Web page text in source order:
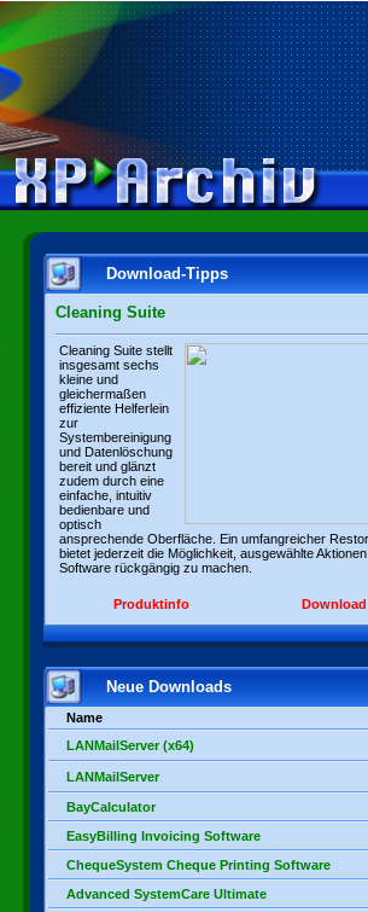
Download-Tipps
Cleaning Suite
Cleaning Suite stellt
insgesamt sechs
kleine und
gleichermaßen
effiziente Helferlein
zur
Systembereinigung
und Datenlöschung
bereit und glänzt
zudem durch eine
einfache, intuitiv
bedienbare und
optisch
ansprechende Oberfläche. Ein umfangreicher
bietet jederzeit die Möglichkeit, ausgewählte
Software rückgängig zu machen.
Produktinfo Download
Neue Downloads
Name
LANMailServer (x64)
LANMailServer
BayCalculator
EasyBilling Invoicing Software
ChequeSystem Cheque Printing Software
Advanced SystemCare Ultimate